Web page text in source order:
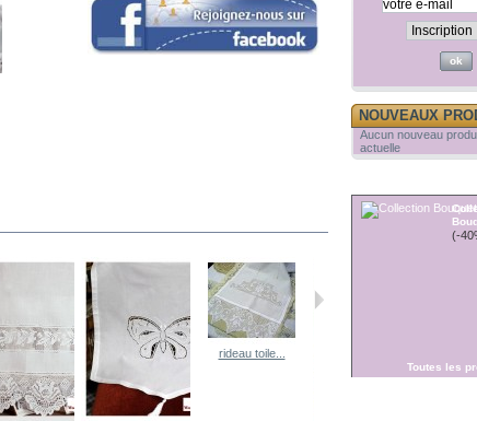
rideau toile...
NOUVEAUX
Aucun nouveau
actuelle
(-
Toutes les